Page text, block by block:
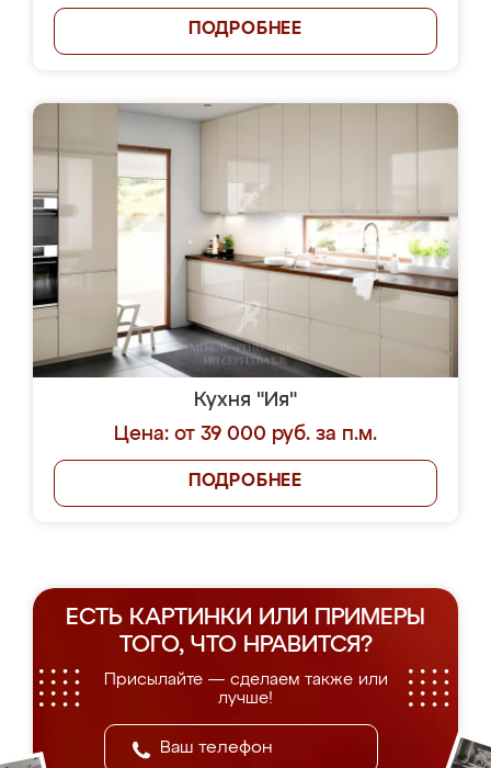
ПОДРОБНЕЕ
Кухня "Ия"
Цена: от 39 000 руб. за п.м.
ПОДРОБНЕЕ
ЕСТЬ КАРТИНКИ ИЛИ ПРИМЕРЫ
ТОГО, ЧТО НРАВИТСЯ?
Присылайте — сделаем также или
лучше!